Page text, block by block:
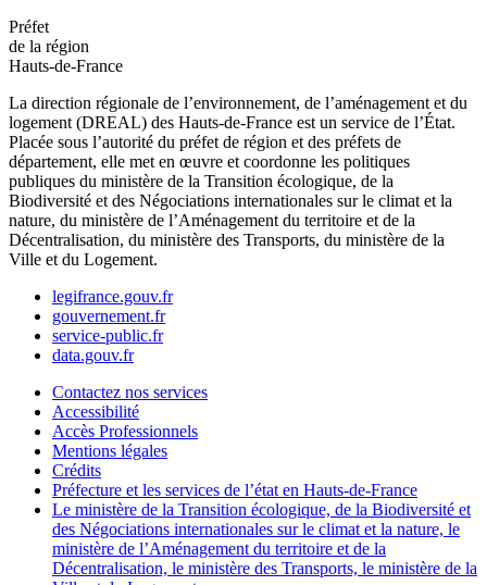
Préfet
de la région
Hauts-de-France
La direction régionale de l’environnement, de l’aménagement et du
logement (DREAL) des Hauts-de-France est un service de l’État.
Placée sous l’autorité du préfet de région et des préfets de
département, elle met en œuvre et coordonne les politiques
publiques du ministère de la Transition écologique, de la
Biodiversité et des Négociations internationales sur le climat et la
nature, du ministère de l’Aménagement du territoire et de la
Décentralisation, du ministère des Transports, du ministère de la
Ville et du Logement.
legifrance.gouv.fr
gouvernement.fr
service-public.fr
data.gouv.fr
Contactez nos services
Accessibilité
Accès Professionnels
Mentions légales
Crédits
Préfecture et les services de l’état en Hauts-de-France
Le ministère de la Transition écologique, de la Biodiversité et
des Négociations internationales sur le climat et la nature, le
ministère de l’Aménagement du territoire et de la
Décentralisation, le ministère des Transports, le ministère de la